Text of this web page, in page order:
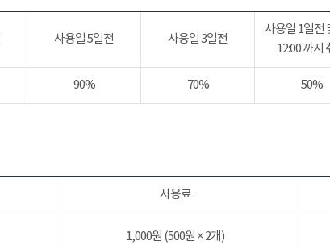
사용일 5일전 사용일 3일전
사용일 1일전
12:00 까지
90% 70% 50%
사용료
1,000원 (500원 × 2개)